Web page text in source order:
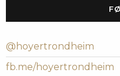
@hoyertrondheim
fb.me/hoyertrondheim